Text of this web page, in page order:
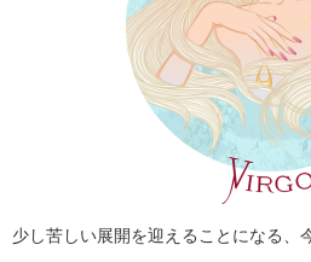
少し苦しい展開を迎えることになる、